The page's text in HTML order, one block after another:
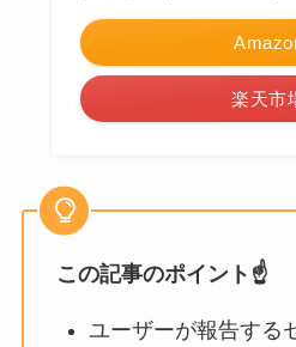
楽天市
この記事のポイント☝️
ユーザーが報告する